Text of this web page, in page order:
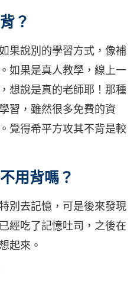
？
果說別的學習方式，像補
如果是真人教學，線上一
想說是真的老師耶！那種
習，雖然很多免費的資
覺得希平方攻其不背是較
用背嗎？
別去記憶，可是後來發現
經吃了記憶吐司，之後在
起來。